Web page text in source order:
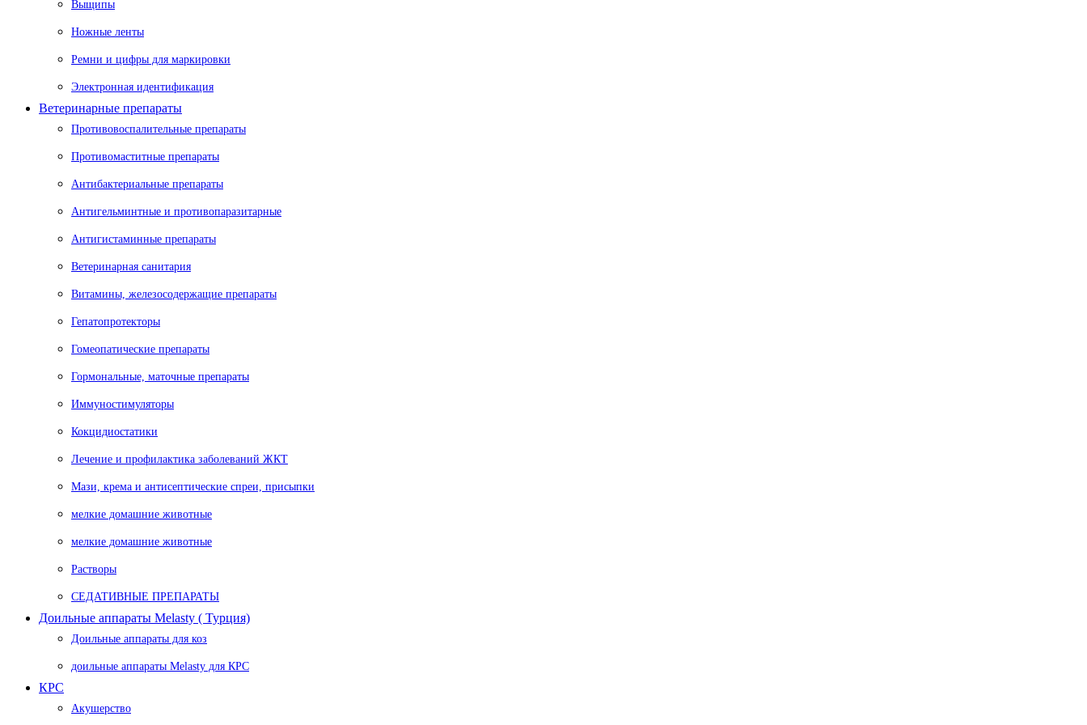
Выщипы
Ножные ленты
Ремни и цифры для маркировки
Электронная идентификация
Ветеринарные препараты
Противовоспалительные препараты
Противомаститные препараты
Антибактериальные препараты
Антигельминтные и противопаразитарные
Антигистаминные препараты
Ветеринарная санитария
Витамины, железосодержащие препараты
Гепатопротекторы
Гомеопатические препараты
Гормональные, маточные препараты
Иммуностимуляторы
Кокцидиостатики
Лечение и профилактика заболеваний ЖКТ
Мази, крема и антисептические спреи, присыпки
мелкие домашние животные
мелкие домашние животные
Растворы
СЕДАТИВНЫЕ ПРЕПАРАТЫ
Доильные аппараты Melasty ( Турция)
Доильные аппараты для коз
доильные аппараты Melasty для КРС
КРС
Акушерство